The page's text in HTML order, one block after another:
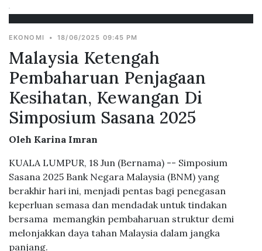
EKONOMI • 18/06/2025 09:45 PM
Malaysia Ketengah
Pembaharuan Penjagaan
Kesihatan, Kewangan Di
Simposium Sasana 2025
Oleh Karina Imran
KUALA LUMPUR, 18 Jun (Bernama) -- Simposium
Sasana 2025 Bank Negara Malaysia (BNM) yang
berakhir hari ini, menjadi pentas bagi penegasan
keperluan semasa dan mendadak untuk tindakan
bersama memangkin pembaharuan struktur demi
melonjakkan daya tahan Malaysia dalam jangka
panjang.